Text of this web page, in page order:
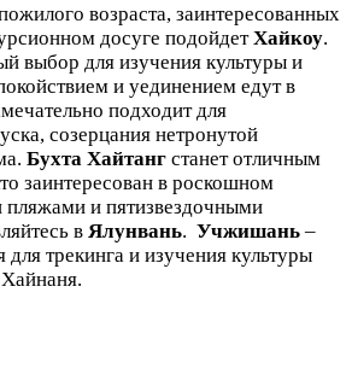
возраста, заинтересованных
досуге подойдетХайкоу.
выбор для изучения культуры и
и уединением едут в
подходит для
созерцания нетронутой
Бухта Хайтанг станет отличным
заинтересован в роскошном
и пятизвездочными
в Ялунвань. Учжишань –
трекинга и изучения культуры